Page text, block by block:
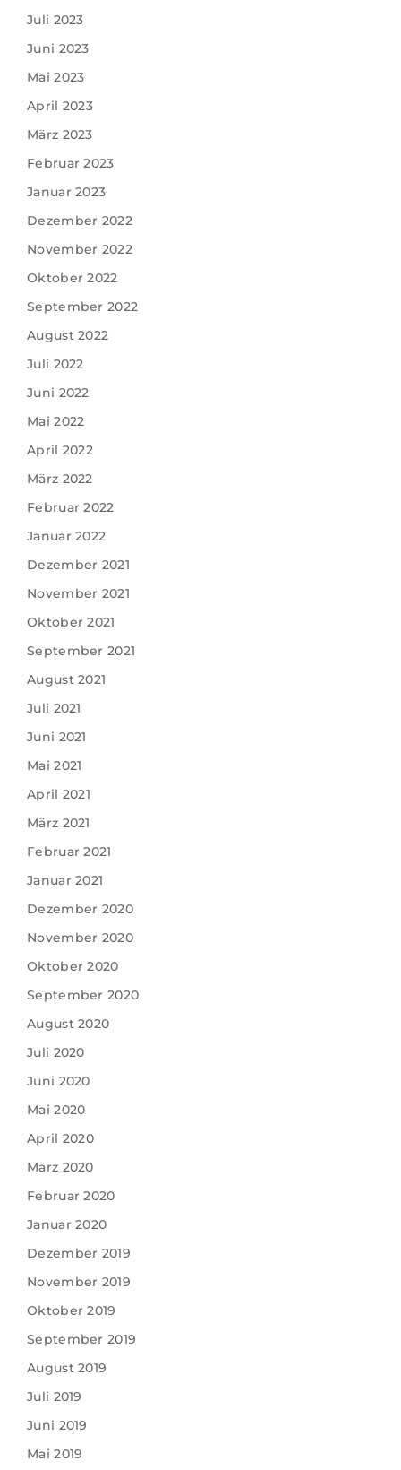
Juli 2023
Juni 2023
Mai 2023
April 2023
März 2023
Februar 2023
Januar 2023
Dezember 2022
November 2022
Oktober 2022
September 2022
August 2022
Juli 2022
Juni 2022
Mai 2022
April 2022
März 2022
Februar 2022
Januar 2022
Dezember 2021
November 2021
Oktober 2021
September 2021
August 2021
Juli 2021
Juni 2021
Mai 2021
April 2021
März 2021
Februar 2021
Januar 2021
Dezember 2020
November 2020
Oktober 2020
September 2020
August 2020
Juli 2020
Juni 2020
Mai 2020
April 2020
März 2020
Februar 2020
Januar 2020
Dezember 2019
November 2019
Oktober 2019
September 2019
August 2019
Juli 2019
Juni 2019
Mai 2019